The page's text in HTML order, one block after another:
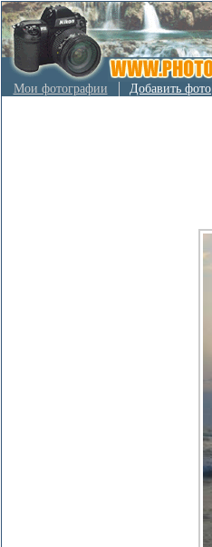
Мои фотографии
Добавить фото